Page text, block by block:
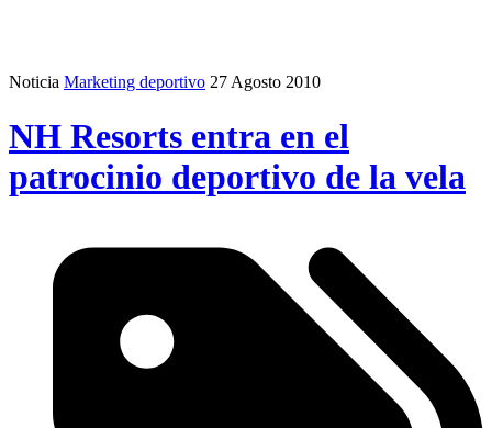
Noticia Marketing deportivo 27 Agosto 2010
NH Resorts entra en el
patrocinio deportivo de la vela